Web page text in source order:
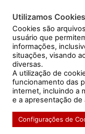
Utilizamos Cookies
Cookies são
usuário que
informações,
situações, visando
diversas.
A utilização de
funcionamento das
internet, incluindo a
e a apresentação
Configurações de